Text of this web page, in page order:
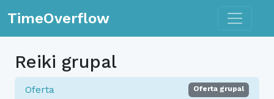
TimeOverflow Toggle
Reiki grupal
Oferta Oferta grupal